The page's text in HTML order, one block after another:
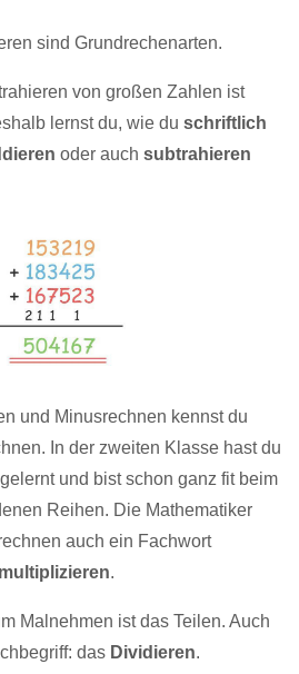
sind Grundrechenarten.
von großen Zahlen ist
lernst du, wie du schriftlich
oder auch subtrahieren
und Minusrechnen kennst du
In der zweiten Klasse hast du
und bist schon ganz fit beim
Reihen. Die Mathematiker
auch ein Fachwort
multiplizieren.
Malnehmen ist das Teilen. Auch
das Dividieren.